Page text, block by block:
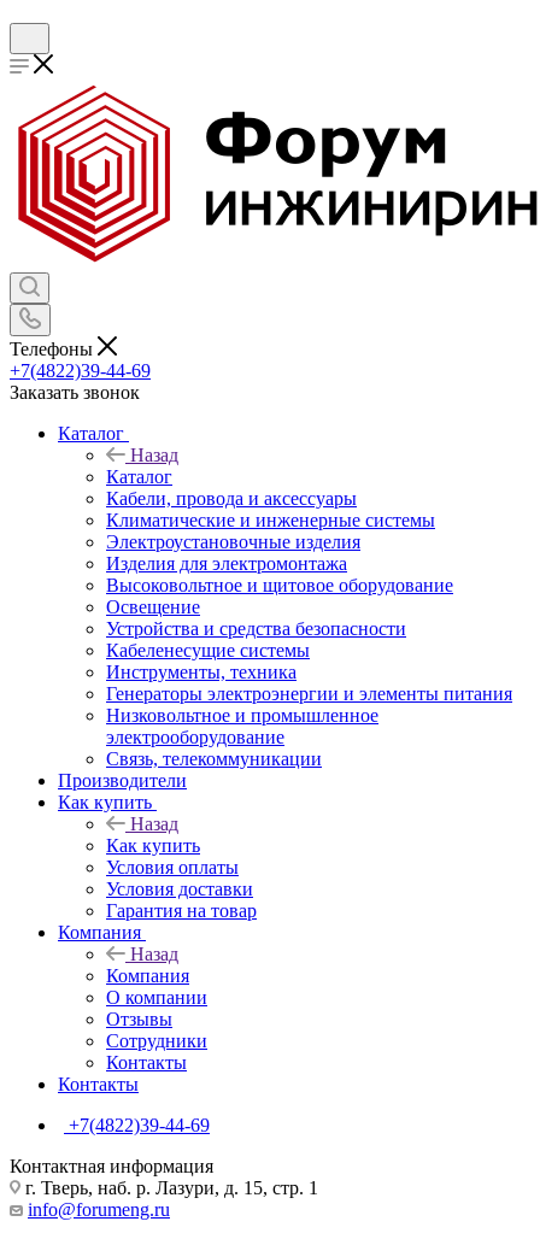
Телефоны
+7(4822)39-44-69
Заказать звонок
Каталог
Назад
Каталог
Кабели, провода и аксессуары
Климатические и инженерные системы
Электроустановочные изделия
Изделия для электромонтажа
Высоковольтное и щитовое оборудование
Освещение
Устройства и средства безопасности
Кабеленесущие системы
Инструменты, техника
Генераторы электроэнергии и элементы питания
Низковольтное и промышленное
электрооборудование
Связь, телекоммуникации
Производители
Как купить
Назад
Как купить
Условия оплаты
Условия доставки
Гарантия на товар
Компания
Назад
Компания
О компании
Отзывы
Сотрудники
Контакты
Контакты
+7(4822)39-44-69
Контактная информация
г. Тверь, наб. р. Лазури, д. 15, стр. 1
info@forumeng.ru